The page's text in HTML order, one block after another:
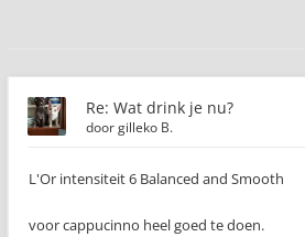
Re: Wat drink je nu?
doorgilleko B.
L'Or intensiteit 6 Balanced and Smooth
voor cappucinno heel goed te doen.